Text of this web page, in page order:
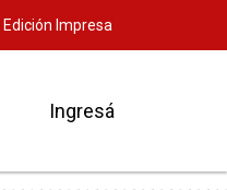
Edición Impresa
Ingresá